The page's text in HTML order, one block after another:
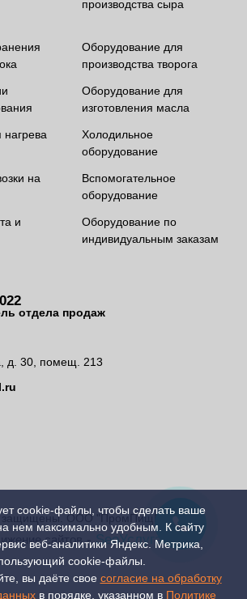
производства сыра
на
и
Оборудование для
производства творога
Оборудование для
изготовления масла
Холодильное
оборудование
Вспомогательное
оборудование
Оборудование по
индивидуальным заказам
отдела продаж
д. 30, помещ. 213
защищены. ООО "ПромПищМаш"
сайтов-SeoУслуга
cookie-файлы, чтобы сделать ваше
нем максимально удобным. К cайту
веб-аналитики Яндекс. Метрика,
cookie-файлы.
вы даёте свое согласие на обработку
в порядке, указанном в Политике